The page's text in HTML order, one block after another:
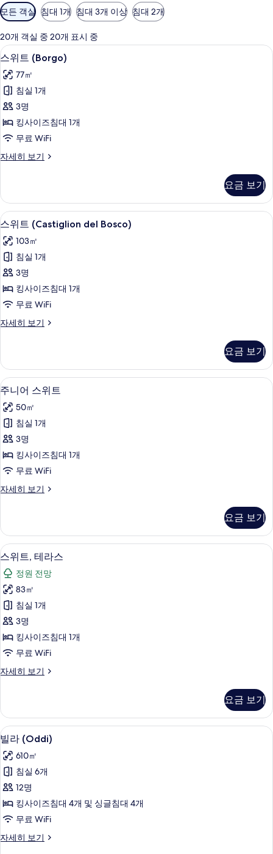
객
실
에
사
용
가
능
한
터
모든 객실 침대 1개 침대 3개 이상 침대 2개
20개 객실 중 20개 표시 중
스
위
트
(Borgo)
사
진
모
두
기
스위트 (Borgo) | 고급 침구, 오리/거위
6
스위트 (Borgo)
77㎡
침실 1개
3명
킹사이즈침대 1개
무료 WiFi
자세히 보기
스
자
세
히
기
요금 보기
스
위
트
(Castiglion
del
Bosco)
사
진
보
기
스위트 (Castiglion del Bosco) | 전신 욕
12
스위트 (Castiglion del Bosco)
103㎡
침실 1개
3명
킹사이즈침대 1개
무료 WiFi
자세히 보기
스
del
Bosco)
자
세
히
보
요금 보기
주
니
어
스
위
트
사
진
두
보
기
주니어 스위트 | 고급 침구, 오리/거위
6
주니어 스위트
50㎡
침실 1개
3명
킹사이즈침대 1개
무료 WiFi
자세히 보기
주
위
트
자
히
보
기
요금 보기
스
위
트,
테
라
스
사
진
모
보
기
스위트, 테라스 | 고급 침구, 오리/거위
8
스위트, 테라스
정원 전망
83㎡
침실 1개
3명
킹사이즈침대 1개
무료 WiFi
자세히 보기
스
라
스
자
히
보
요금 보기
빌
라
(Oddi)
사
진
모
두
보
빌라 (Oddi) | 고급 침구, 오리/거위털
10
빌라 (Oddi)
610㎡
침실 6개
12명
킹사이즈침대 4개 및 싱글침대 4개
무료 WiFi
자세히 보기
빌